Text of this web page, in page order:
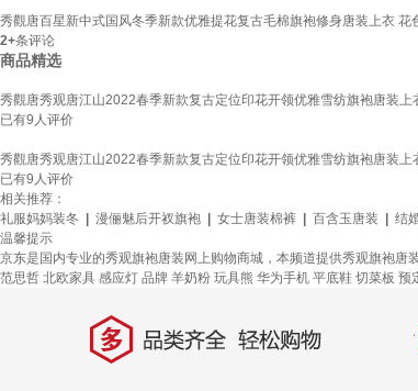
秀觀唐百星新中式国风冬季新款优雅提花复古毛棉旗袍修身唐装上衣 花
2+条评论
商品精选
秀觀唐秀观唐江山2022春季新款复古定位印花开领优雅雪纺旗袍唐装上
已有9 人评价
秀觀唐秀观唐江山2022春季新款复古定位印花开领优雅雪纺旗袍唐装上
已有9 人评价
相关推荐：
礼服妈妈装冬
漫俪魅后开衩旗袍 女士唐装棉裤 百含玉唐装 结
温馨提示
京东是国内专业的秀观旗袍唐装网上购物商城，本频道提供秀观旗袍
范思哲 北欧家具 感应灯 品牌 羊奶粉 玩具熊 华为手机 平底鞋 切菜板 预
多 品类齐全，轻松购物